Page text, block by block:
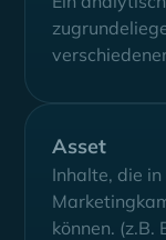
antreiben,
Asset
Inhalte, die
können.